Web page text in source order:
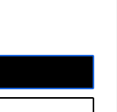
do Google
receber uma
links. o
é protegido
reproduzido,